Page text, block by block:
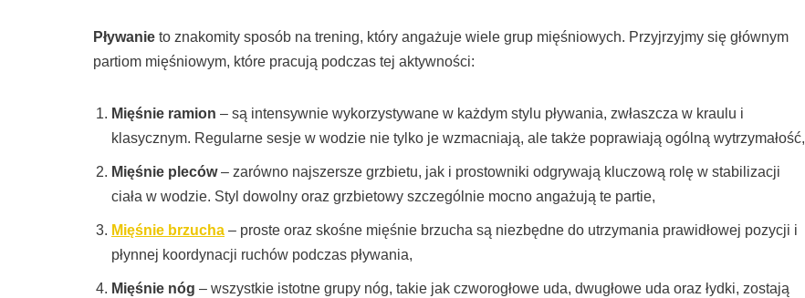
Pływanie to znakomity sposób na trening, który angażuje wiele grup mięśniowych. Przyjrzyjmy się głównym
partiom mięśniowym, które pracują podczas tej aktywności:
Mięśnie ramion – są intensywnie wykorzystywane w każdym stylu pływania, zwłaszcza w kraulu i
klasycznym. Regularne sesje w wodzie nie tylko je wzmacniają, ale także poprawiają ogólną wytrzymałość,
Mięśnie pleców– zarówno najszersze grzbietu, jak i prostowniki odgrywają kluczową rolę w stabilizacji
ciała w wodzie. Styl dowolny oraz grzbietowy szczególnie mocno angażują te partie,
Mięśnie brzucha – proste oraz skośne mięśnie brzucha są niezbędne do utrzymania prawidłowej pozycji i
płynnej koordynacji ruchów podczas pływania,
Mięśnie nóg – wszystkie istotne grupy nóg, takie jak czworogłowe uda, dwugłowe uda oraz łydki, zostają